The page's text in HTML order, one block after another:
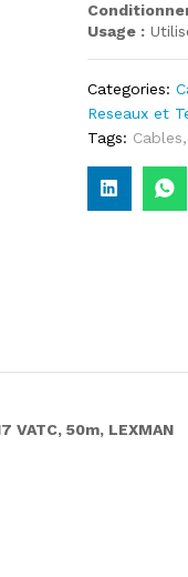
Usage :
Categories:
Reseaux et
Tags: Cables,
50m, LEXMAN